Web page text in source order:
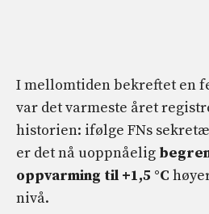
I mellomtiden bekreftet en
var det varmeste året
historien: ifølge FNs
er det nå uoppnåelig
oppvarming til +1,5 °C
nivå.